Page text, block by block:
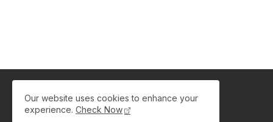
Our website uses cookies to enhance your
experience. Check Now